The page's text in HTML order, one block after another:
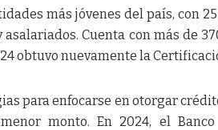
más jóvenes del país, con
Cuenta con más de
obtuvo nuevamente la
para enfocarse en otorgar
monto. En 2024, el